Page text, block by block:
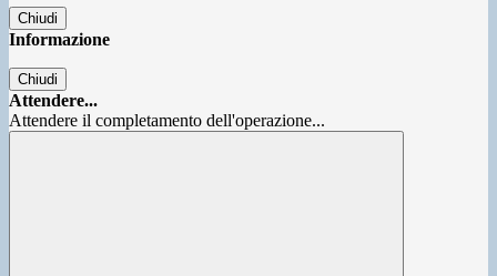
Chiudi
Informazione
Chiudi
Attendere...
Attendere il completamento dell'operazione...